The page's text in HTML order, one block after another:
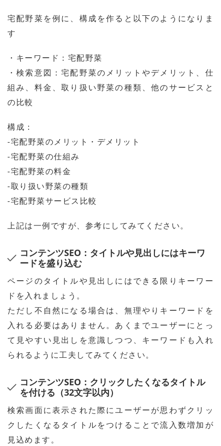
宅配野菜を例に、構成を作ると以下のようになりま
す
・キーワード：宅配野菜
・検索意図：宅配野菜のメリットやデメリット、仕
組み、料金、取り扱い野菜の種類、他のサービスと
の比較
構成：
-宅配野菜のメリット・デメリット
-宅配野菜の仕組み
-宅配野菜の料金
-取り扱い野菜の種類
-宅配野菜サービス比較
上記は一例ですが、参考にしてみてください。
コンテンツSEO：タイトルや見出しにはキーワ
ードを盛り込む
ページのタイトルや見出しにはできる限りキーワー
ドを入れましょう。
ただし不自然になる場合は、無理やりキーワードを
入れる必要はありません。あくまでユーザーにとっ
て見やすい見出しを意識しつつ、キーワードも入れ
られるように工夫してみてください。
コンテンツSEO：クリックしたくなるタイトル
を付ける（32文字以内）
検索画面に表示された際にユーザーが思わずクリッ
クしたくなるタイトルをつけることで流入数増加が
見込めます。